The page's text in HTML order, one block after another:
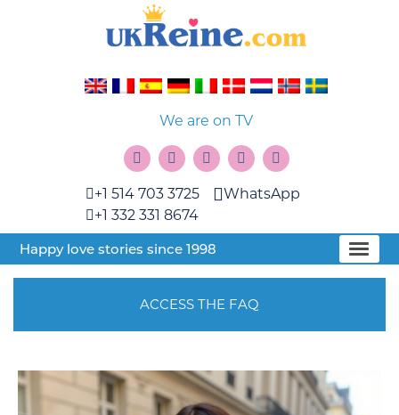
We are on TV
+1 514 703 3725
+1 332 331 8674
WhatsApp
Happy love stories since 1998
ACCESS THE FAQ